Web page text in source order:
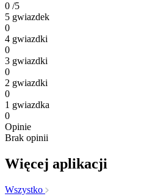
0 /5
5 gwiazdek
0
4 gwiazdki
0
3 gwiazdki
0
2 gwiazdki
0
1 gwiazdka
0
Opinie
Brak opinii
Więcej aplikacji
Wszystko